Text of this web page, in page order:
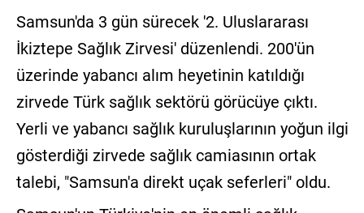
Samsun'da 3 gün sürecek '2. Uluslararası
İkiztepe Sağlık Zirvesi' düzenlendi. 200'ün
üzerinde yabancı alım heyetinin katıldığı
zirvede Türk sağlık sektörü görücüye çıktı.
Yerli ve yabancı sağlık kuruluşlarının yoğun ilgi
gösterdiği zirvede sağlık camiasının ortak
talebi, "Samsun'a direkt uçak seferleri" oldu.